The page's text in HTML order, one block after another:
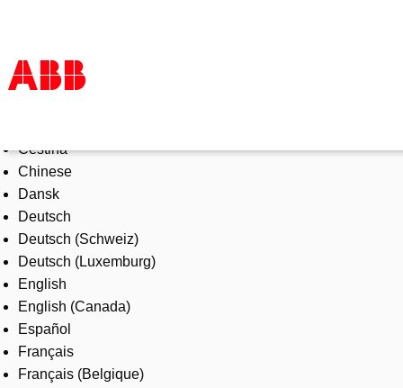
Products & Solutions
Industries
Services
About us
Where to buy
Contact us
Careers
Čeština
Chinese
Dansk
Deutsch
Deutsch (Schweiz)
Deutsch (Luxemburg)
English
English (Canada)
Español
Français
Français (Belgique)